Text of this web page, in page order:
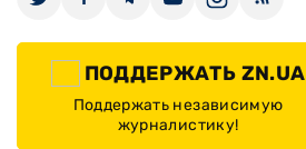
ПОДДЕРЖАТЬ ZN.UA
Поддержать независимую
журналистику!